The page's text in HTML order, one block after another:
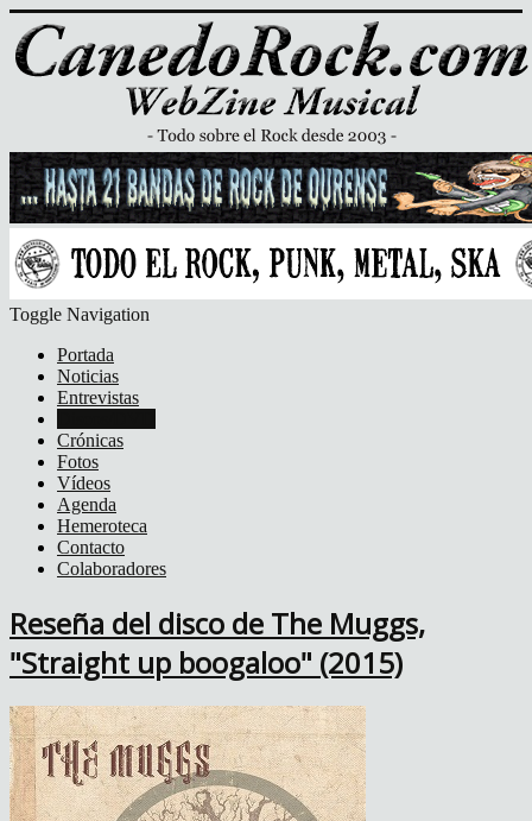
Toggle Navigation
Portada
Noticias
Entrevistas
Crónicas
Fotos
Vídeos
Agenda
Hemeroteca
Contacto
Colaboradores
Reseña del disco de The Muggs,
"Straight up boogaloo" (2015)